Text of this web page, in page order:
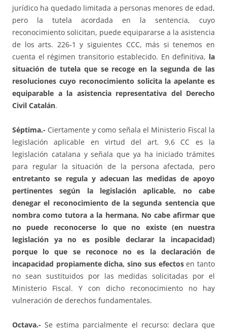
jurídico ha quedado limitada a personas menores de edad,
pero la tutela acordada en la sentencia, cuyo
reconocimiento solicitan, puede equipararse a la asistencia
de los arts. 226-1 y siguientes CCC, más si tenemos en
cuenta el régimen transitorio establecido. En definitiva, la
situación de tutela que se recoge en la segunda de las
resoluciones cuyo reconocimiento solicita la apelante es
equiparable a la asistencia representativa del Derecho
Civil Catalán.
Séptima.- Ciertamente y como señala el Ministerio Fiscal la
legislación aplicable en virtud del art. 9,6 CC es la
legislación catalana y señala que ya ha iniciado trámites
para regular la situación de la persona afectada, pero
entretanto se regula y adecuan las medidas de apoyo
pertinentes según la legislación aplicable, no cabe
denegar el reconocimiento de la segunda sentencia que
nombra como tutora a la hermana. No cabe afirmar que
no puede reconocerse lo que no existe (en nuestra
legislación ya no es posible declarar la incapacidad)
porque lo que se reconoce no es la declaración de
incapacidad propiamente dicha, sino sus efectosen tanto
no sean sustituidos por las medidas solicitadas por el
Ministerio Fiscal. Y con dicho reconocimiento no hay
vulneración de derechos fundamentales.
Octava.- Se estima parcialmente el recurso: declara que